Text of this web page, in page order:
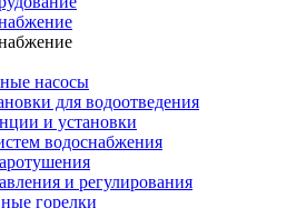
насосы
для водоотведения
и установки
водоснабжения
и регулирования
горелки